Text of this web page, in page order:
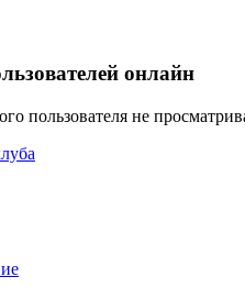
онлайн
пользователя не